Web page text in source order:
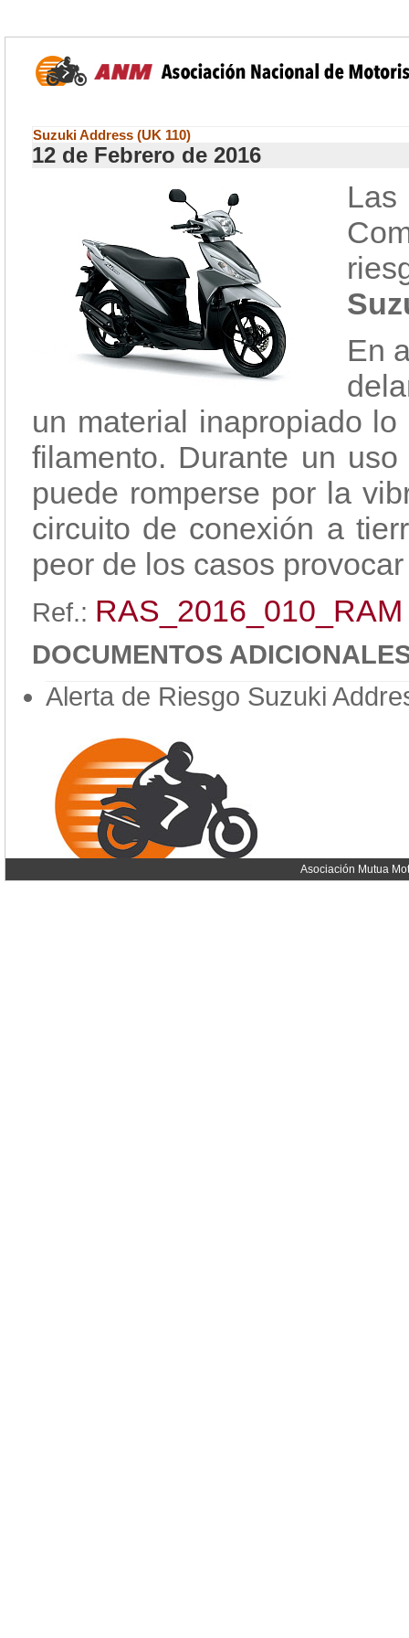
Suzuki Address (UK 110)
12 de Febrero de 2016
En
un material inapropiado
filamento. Durante un
puede romperse por la
circuito de conexión a
peor de los casos
Ref.: RAS_2016_010_RAM
DOCUMENTOS
Alerta de Riesgo Suzuki
Asociación Mutua